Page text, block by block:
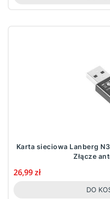
Karta sieciowa Lanberg
Złącze
Cena
26,99 zł
DO